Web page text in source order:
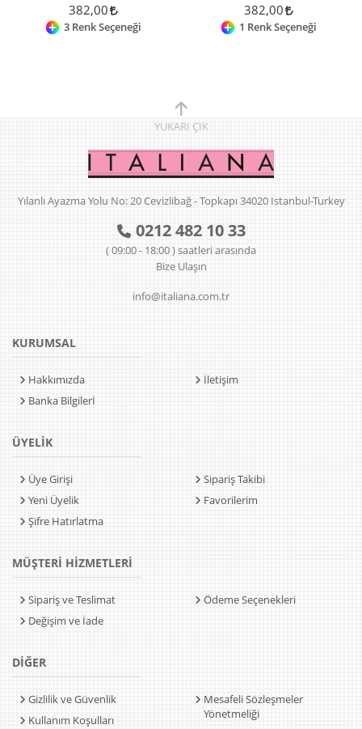
382,00
3 Renk Seçeneği
382,00
1 Renk Seçeneği
YUKARI ÇIK
Yılanlı Ayazma Yolu No: 20 Cevizlibağ - Topkapı 34020 Istanbul-Turkey
0212 482 10 33
( 09:00 - 18:00 ) saatleri arasında
Bize Ulaşın
info@italiana.com.tr
KURUMSAL
Hakkımızda
Banka Bilgilerİ
İletişim
ÜYELİK
Üye Girişi
Yeni Üyelik
Şifre Hatırlatma
Sipariş Takibi
Favorilerim
MÜŞTERİ HİZMETLERİ
Sipariş ve Teslimat
Değişim ve İade
Ödeme Seçenekleri
DİĞER
Gizlilik ve Güvenlik
Kullanım Koşulları
Mesafeli Sözleşmeler
Yönetmeliği